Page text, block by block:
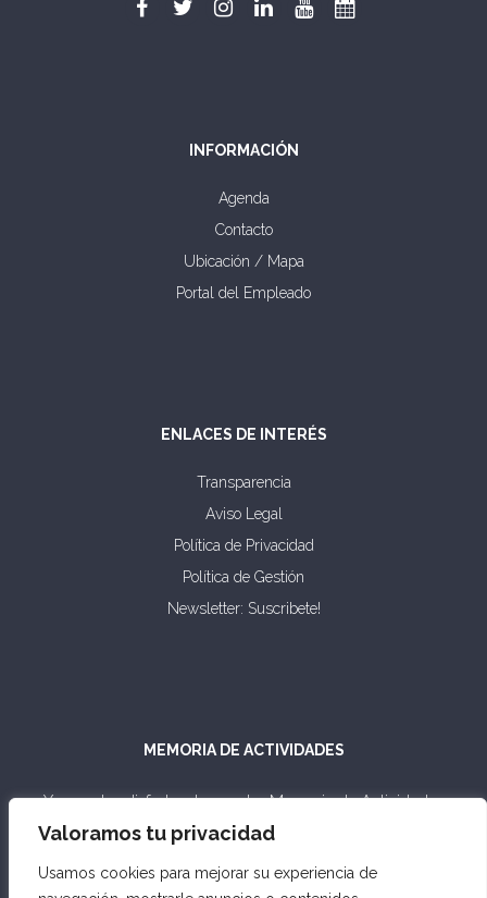
Valoramos tu privacidad
Usamos cookies para mejorar su experiencia de
INFORMACIÓN
Agenda
Contacto
Ubicación / Mapa
Portal del Empleado
ENLACES DE INTERÉS
Transparencia
Aviso Legal
Política de Privacidad
Política de Gestión
Newsletter: Suscribete!
MEMORIA DE ACTIVIDADES
Ya puedes disfrutar de nuestra Memoria de Actividades
2003-2023.